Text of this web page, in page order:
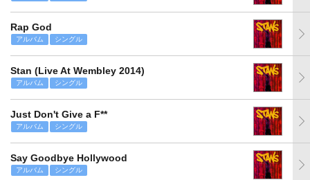
Rap God
アルバム シングル
Stan (Live At Wembley 2014)
アルバム シングル
Just Don't Give a F**
アルバム シングル
Say Goodbye Hollywood
アルバム シングル